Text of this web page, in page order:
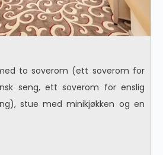
to soverom (ett soverom for
seng, ett soverom for enslig
stue med minikjøkken og en